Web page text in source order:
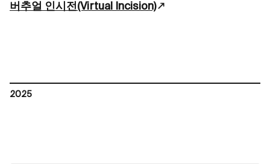
버추얼 인시전(Virtual Incision)
2025